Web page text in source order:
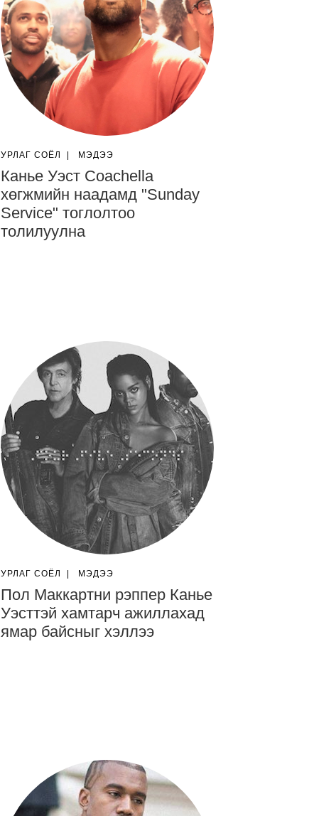
УРЛАГ СОЁЛ МЭДЭЭ
Канье Уэст Coachella
хөгжмийн наадамд "Sunday
Service" тоглолтоо
толилуулна
УРЛАГ СОЁЛ МЭДЭЭ
Пол Маккартни рэппер Канье
Уэсттэй хамтарч ажиллахад
ямар байсныг хэллээ